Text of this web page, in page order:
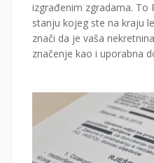
izgrađenim zgradama. To
stanju kojeg ste na kraju
znači da je vaša
značenje kao i uporabna